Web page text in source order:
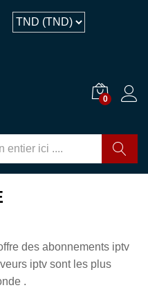
0
GO
des abonnements iptv
iptv sont les plus
.